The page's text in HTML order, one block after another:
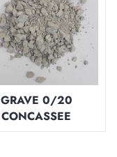
GRAVE 0/20
CONCASSEE